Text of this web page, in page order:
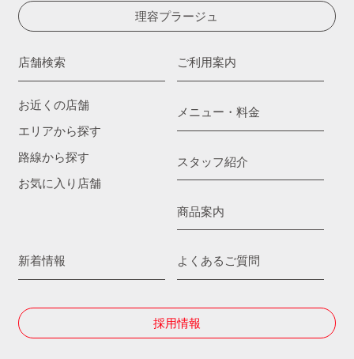
理容プラージュ
店舗検索
お近くの店舗
エリアから探す
路線から探す
お気に入り店舗
ご利用案内
メニュー・料金
スタッフ紹介
商品案内
新着情報 よくあるご質問
採用情報